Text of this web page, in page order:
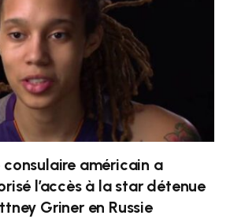
consulaire américain a
l’accès à la star détenue
Griner en Russie